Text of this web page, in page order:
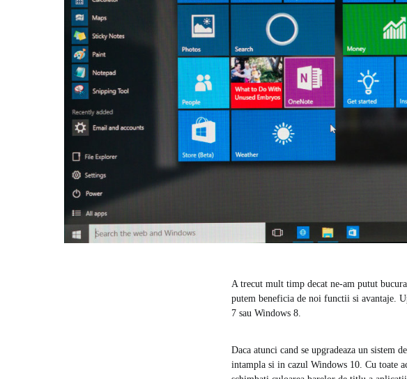
A trecut mult timp decat ne-am putut
putem beneficia de noi functii si avantaje.
7 sau Windows 8.
Daca atunci cand se upgradeaza un sistem
intampla si in cazul Windows 10. Cu toate